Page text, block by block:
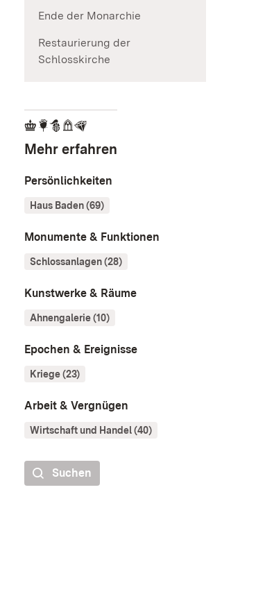
Ende der Monarchie
Restaurierung der
Schlosskirche
Mehr erfahren
Persönlichkeiten
Haus Baden (69)
Monumente & Funktionen
Schlossanlagen (28)
Kunstwerke & Räume
Ahnengalerie (10)
Epochen & Ereignisse
Kriege (23)
Arbeit & Vergnügen
Wirtschaft und Handel (40)
Suchen